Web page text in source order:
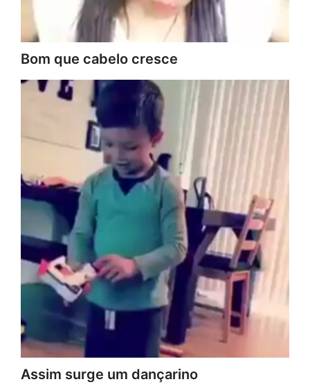
Bom que cabelo cresce
Assim surge um dançarino